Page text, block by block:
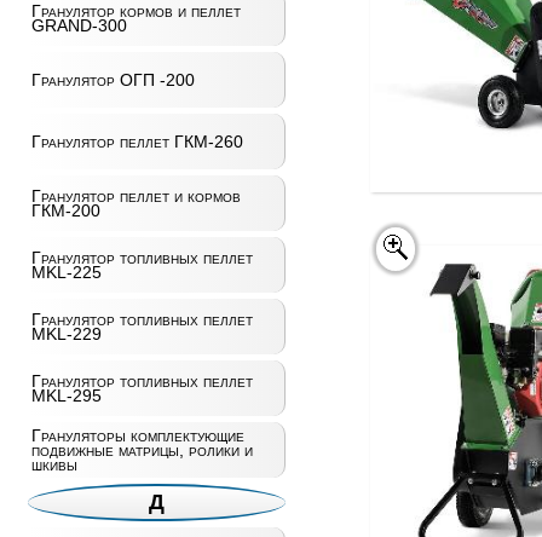
Гранулятор кормов и пеллет
GRAND-300
Гранулятор ОГП -200
Гранулятор пеллет ГКМ-260
Гранулятор пеллет и кормов
ГКМ-200
Гранулятор топливных пеллет
MKL-225
Гранулятор топливных пеллет
MKL-229
Гранулятор топливных пеллет
MKL-295
Грануляторы комплектующие
подвижные матрицы, ролики и
шкивы
Д